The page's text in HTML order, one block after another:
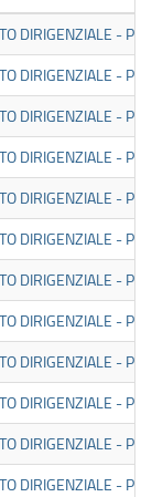
DIRIGENZIALE -
DIRIGENZIALE -
DIRIGENZIALE -
DIRIGENZIALE -
DIRIGENZIALE -
DIRIGENZIALE -
DIRIGENZIALE -
DIRIGENZIALE -
DIRIGENZIALE -
DIRIGENZIALE -
DIRIGENZIALE -
DIRIGENZIALE -